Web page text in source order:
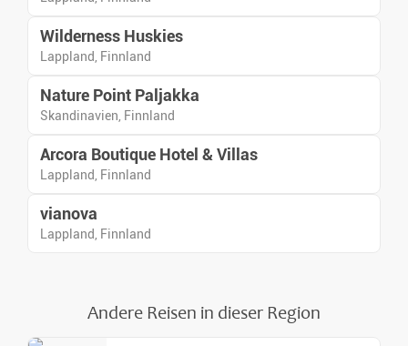
Wilderness Huskies
Lappland, Finnland
Nature Point Paljakka
Skandinavien, Finnland
Arcora Boutique Hotel & Villas
Lappland, Finnland
vianova
Lappland, Finnland
Andere Reisen in dieser Region